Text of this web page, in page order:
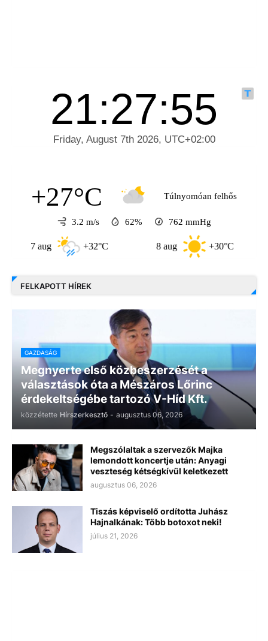
+27°C Túlnyomóan felhős
3.2 m/s 62% 762 mmHg
+32°C +30°C
FELKAPOTT HÍREK
GAZDASÁG
Megnyerte első közbeszerzését a
választások óta a Mészáros Lőrinc
érdekeltségébe tartozó V-Híd Kft.
közzétette Hírszerkesztő - augusztus 06, 2026
Megszólaltak a szervezők Majka
lemondott koncertje után: Anyagi
veszteség kétségkívül keletkezett
augusztus 06, 2026
Tiszás képviselő ordította Juhász
Hajnalkának: Több botoxot neki!
július 21, 2026